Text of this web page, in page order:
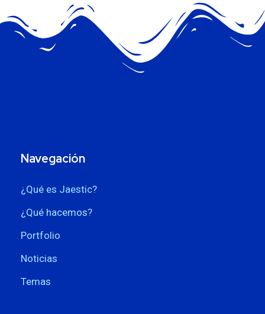
Navegación
¿Qué es Jaestic?
¿Qué hacemos?
Portfolio
Noticias
Temas